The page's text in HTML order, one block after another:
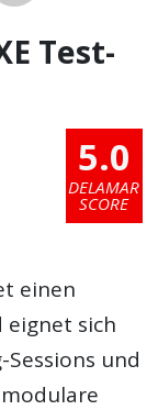
Test-
5.0
DELAMAR
SCORE
einen
sich
und